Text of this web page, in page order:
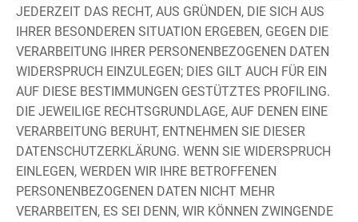
JEDERZEIT DAS RECHT, AUS GRÜNDEN, DIE SICH AUS
IHRER BESONDEREN SITUATION ERGEBEN, GEGEN DIE
VERARBEITUNG IHRER PERSONENBEZOGENEN DATEN
WIDERSPRUCH EINZULEGEN; DIES GILT AUCH FÜR EIN
AUF DIESE BESTIMMUNGEN GESTÜTZTES PROFILING.
DIE JEWEILIGE RECHTSGRUNDLAGE, AUF DENEN EINE
VERARBEITUNG BERUHT, ENTNEHMEN SIE DIESER
DATENSCHUTZERKLÄRUNG. WENN SIE WIDERSPRUCH
EINLEGEN, WERDEN WIR IHRE BETROFFENEN
PERSONENBEZOGENEN DATEN NICHT MEHR
VERARBEITEN, ES SEI DENN, WIR KÖNNEN ZWINGENDE